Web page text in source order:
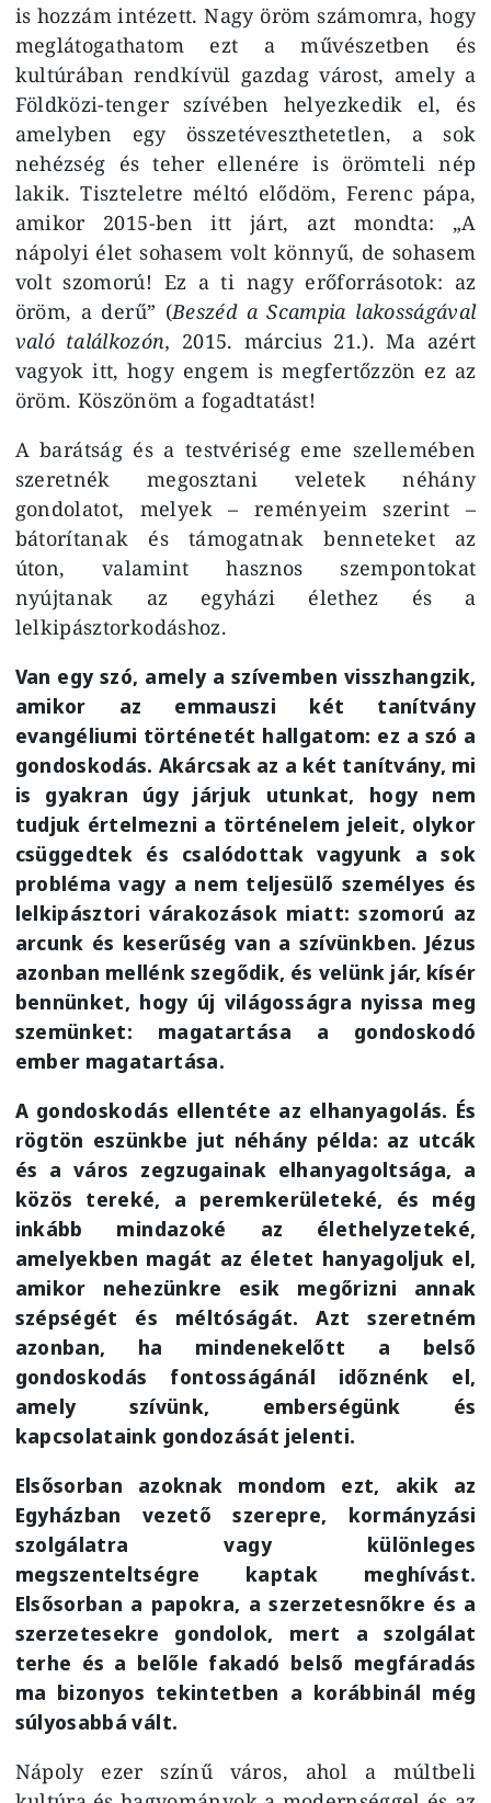
is hozzám intézett. Nagy öröm számomra, hogy
meglátogathatom ezt a művészetben és
kultúrában rendkívül gazdag várost, amely a
Földközi-tenger szívében helyezkedik el, és
amelyben egy összetéveszthetetlen, a sok
nehézség és teher ellenére is örömteli nép
lakik. Tiszteletre méltó elődöm, Ferenc pápa,
amikor 2015-ben itt járt, azt mondta: „A
nápolyi élet sohasem volt könnyű, de sohasem
volt szomorú! Ez a ti nagy erőforrásotok: az
öröm, a derű” (Beszéd a Scampia lakosságával
való találkozón, 2015. március 21.). Ma azért
vagyok itt, hogy engem is megfertőzzön ez az
öröm. Köszönöm a fogadtatást!
A barátság és a testvériség eme szellemében
szeretnék megosztani veletek néhány
gondolatot, melyek – reményeim szerint –
bátorítanak és támogatnak benneteket az
úton, valamint hasznos szempontokat
nyújtanak az egyházi élethez és a
lelkipásztorkodáshoz.
Van egy szó, amely a szívemben visszhangzik,
amikor az emmauszi két tanítvány
evangéliumi történetét hallgatom: ez a szó a
gondoskodás. Akárcsak az a két tanítvány, mi
is gyakran úgy járjuk utunkat, hogy nem
tudjuk értelmezni a történelem jeleit, olykor
csüggedtek és csalódottak vagyunk a sok
probléma vagy a nem teljesülő személyes és
lelkipásztori várakozások miatt: szomorú az
arcunk és keserűség van a szívünkben. Jézus
azonban mellénk szegődik, és velünk jár, kísér
bennünket, hogy új világosságra nyissa meg
szemünket: magatartása a gondoskodó
ember magatartása.
A gondoskodás ellentéte az elhanyagolás. És
rögtön eszünkbe jut néhány példa: az utcák
és a város zegzugainak elhanyagoltsága, a
közös tereké, a peremkerületeké, és még
inkább mindazoké az élethelyzeteké,
amelyekben magát az életet hanyagoljuk el,
amikor nehezünkre esik megőrizni annak
szépségét és méltóságát. Azt szeretném
azonban, ha mindenekelőtt a belső
gondoskodás fontosságánál időznénk el,
amely szívünk, emberségünk és
kapcsolataink gondozását jelenti.
Elsősorban azoknak mondom ezt, akik az
Egyházban vezető szerepre, kormányzási
szolgálatra vagy különleges
megszenteltségre kaptak meghívást.
Elsősorban a papokra, a szerzetesnőkre és a
szerzetesekre gondolok, mert a szolgálat
terhe és a belőle fakadó belső megfáradás
ma bizonyos tekintetben a korábbinál még
súlyosabbá vált.
Nápoly ezer színű város, ahol a múltbeli